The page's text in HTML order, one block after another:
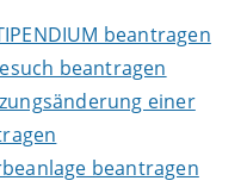
beantragen
beantragen
einer
beantragen